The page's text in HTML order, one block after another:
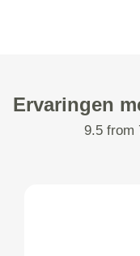
Ervaringen
9.5 from